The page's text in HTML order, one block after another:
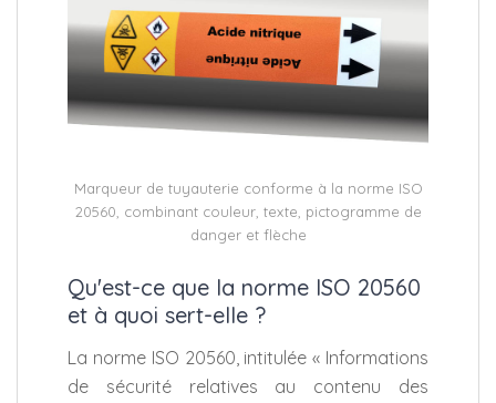
Marqueur de tuyauterie conforme à la norme ISO
20560, combinant couleur, texte, pictogramme de
danger et flèche
Qu'est-ce que la norme ISO 20560
et à quoi sert-elle ?
La norme ISO 20560, intitulée « Informations
de sécurité relatives au contenu des